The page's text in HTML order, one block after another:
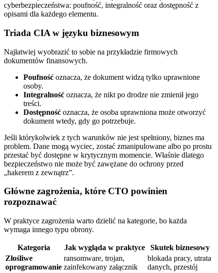
Triada CIA w języku biznesowym
Najłatwiej wyobrazić to sobie na przykładzie firmowych
dokumentów finansowych.
Poufność oznacza, że dokument widzą tylko uprawnione
osoby.
Integralność oznacza, że nikt po drodze nie zmienił jego
treści.
Dostępność oznacza, że osoba uprawniona może otworzyć
dokument wtedy, gdy go potrzebuje.
Jeśli którykolwiek z tych warunków nie jest spełniony, biznes ma
problem. Dane mogą wyciec, zostać zmanipulowane albo po prostu
przestać być dostępne w krytycznym momencie. Właśnie dlatego
bezpieczeństwo nie może być zawężane do ochrony przed
„hakerem z zewnątrz”.
Główne zagrożenia, które CTO powinien
rozpoznawać
W praktyce zagrożenia warto dzielić na kategorie, bo każda
wymaga innego typu obrony.
Kategoria Jak wygląda w praktyce
Skutek biznesowy
Złośliwe
oprogramowanie
ransomware, trojan,
zainfekowany załącznik
blokada pracy, utrata
danych, przestój